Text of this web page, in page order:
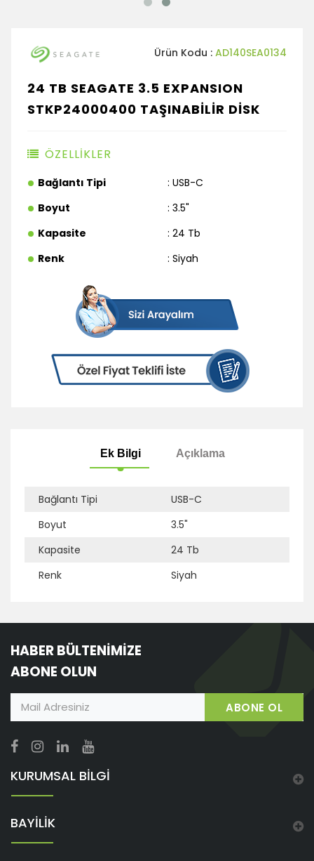
Ürün Kodu : AD140SEA0134
24 TB SEAGATE 3.5 EXPANSION
STKP24000400 TAŞINABİLİR DİSK
ÖZELLİKLER
Bağlantı Tipi
: USB-C
Boyut
: 3.5"
Kapasite
: 24 Tb
Renk
: Siyah
Açıklama
Bağlantı Tipi
USB-C
Boyut
3.5"
Kapasite
24 Tb
Renk
Siyah
HABER BÜLTENİMİZE
ABONE OLUN
ABONE OL
KURUMSAL BİLGİ
BAYİLİK